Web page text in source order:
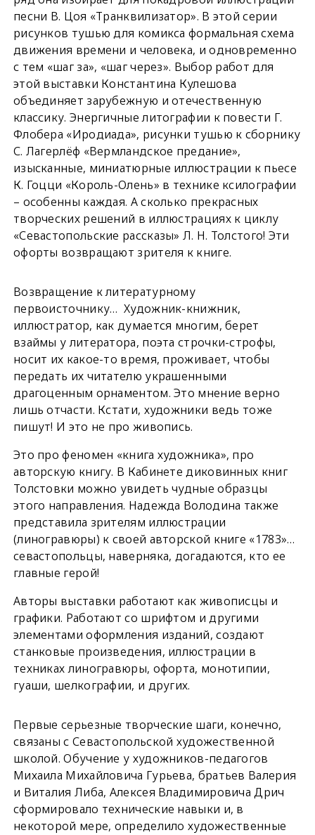
песни В. Цоя «Транквилизатор». В этой серии
рисунков тушью для комикса формальная схема
движения времени и человека, и одновременно
с тем «шаг за», «шаг через». Выбор работ для
этой выставки Константина Кулешова
объединяет зарубежную и отечественную
классику. Энергичные литографии к повести Г.
Флобера «Иродиада», рисунки тушью к сборнику
С. Лагерлёф «Вермландское предание»,
изысканные, миниатюрные иллюстрации к пьесе
К. Гоцци «Король-Олень» в технике ксилографии
– особенны каждая. А сколько прекрасных
творческих решений в иллюстрациях к циклу
«Севастопольские рассказы» Л. Н. Толстого! Эти
офорты возвращают зрителя к книге.
Возвращение к литературному
первоисточнику… Художник-книжник,
иллюстратор, как думается многим, берет
взаймы у литератора, поэта строчки-строфы,
носит их какое-то время, проживает, чтобы
передать их читателю украшенными
драгоценным орнаментом. Это мнение верно
лишь отчасти. Кстати, художники ведь тоже
пишут! И это не про живопись.
Это про феномен «книга художника», про
авторскую книгу. В Кабинете диковинных книг
Толстовки можно увидеть чудные образцы
этого направления. Надежда Володина также
представила зрителям иллюстрации
(линогравюры) к своей авторской книге «1783»…
севастопольцы, наверняка, догадаются, кто ее
главные герой!
Авторы выставки работают как живописцы и
графики. Работают со шрифтом и другими
элементами оформления изданий, создают
станковые произведения, иллюстрации в
техниках линогравюры, офорта, монотипии,
гуаши, шелкографии, и других.
Первые серьезные творческие шаги, конечно,
связаны с Севастопольской художественной
школой. Обучение у художников-педагогов
Михаила Михайловича Гурьева, братьев Валерия
и Виталия Либа, Алексея Владимировича Дрич
сформировало технические навыки и, в
некоторой мере, определило художественные